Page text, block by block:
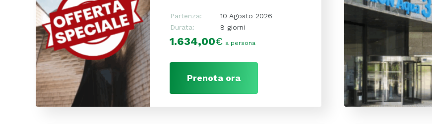
Partenza:
10 Agosto 2026
Durata:
8 giorni
1.634,00€ a persona
Prenota ora